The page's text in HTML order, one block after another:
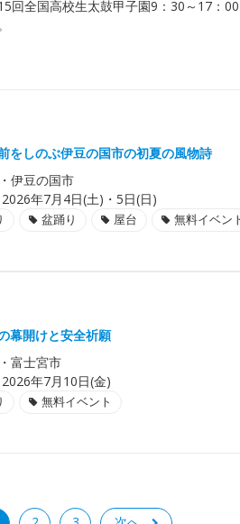
回全国高校生太鼓甲子園9：30～17：
をしのぶ伊豆の国市の初夏の風物詩
伊豆の国市
2026年7月4日(土)・5日(日)
盆踊り 屋台 無料イベン
幕開けと安全祈願
富士宮市
2026年7月10日(金)
無料イベント